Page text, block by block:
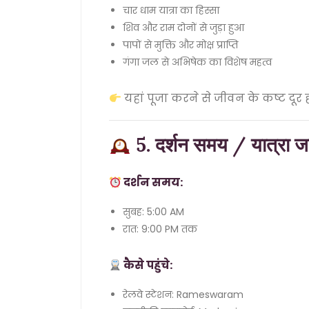
चार धाम यात्रा का हिस्सा
शिव और राम दोनों से जुड़ा हुआ
पापों से मुक्ति और मोक्ष प्राप्ति
गंगा जल से अभिषेक का विशेष महत्व
यहां पूजा करने से जीवन के कष्ट दूर
5. दर्शन समय / यात्रा
दर्शन समय:
सुबह: 5:00 AM
रात: 9:00 PM तक
कैसे पहुंचे:
रेलवे स्टेशन: Rameswaram